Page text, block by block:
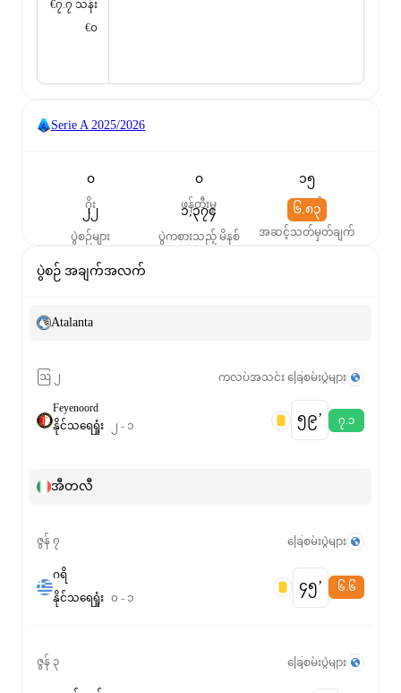
€၇.၇ သန်း
€၀
Serie A 2025/2026
၀
ဂိုး
၀
ဖန်တီးမှု
၁၅
ပွဲစတင်
၂၂
ပွဲစဉ်များ
၁,၃၇၄
ပွဲကစားသည့် မိနစ်
၆.၈၃
အဆင့်သတ်မှတ်ချက်
ပွဲစဉ် အချက်အလက်
Atalanta
ဩ ၂ ကလပ်အသင်း ခြေစမ်းပွဲများ
Feyenoord
နိုင်သရေရှုံး ၂ - ၁ ၅၉‎’‎ ၇.၁
အီတလီ
ဇွန် ၇ ခြေစမ်းပွဲများ
ဂရိ
နိုင်သရေရှုံး ၀ - ၁
၄၅‎’‎ ၆.၆
ဇွန် ၃ ခြေစမ်းပွဲများ